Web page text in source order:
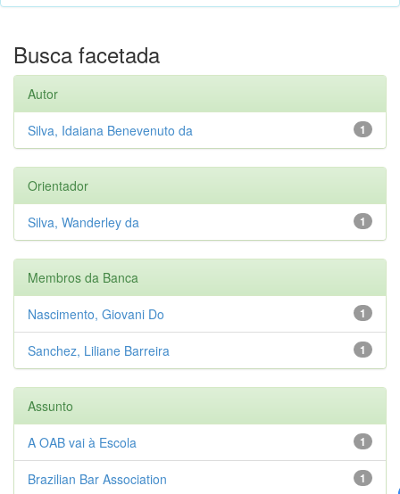
Busca facetada
Autor
1
Silva, Idaiana Benevenuto da
Orientador
1
Silva, Wanderley da
Membros da Banca
1
Nascimento, Giovani Do
1
Sanchez, Liliane Barreira
Assunto
1
A OAB vai à Escola
1
Brazilian Bar Association